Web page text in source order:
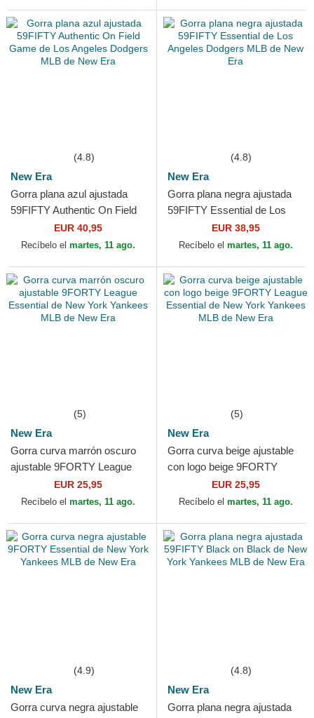
(4.8)
New Era
Gorra plana azul ajustada
59FIFTY Authentic On Field
Game de Los Angeles
Dodgers MLB de New Era
EUR 40,95
Recíbelo el martes, 11 ago.
(4.8)
New Era
Gorra plana negra ajustada
59FIFTY Essential de Los
Angeles Dodgers MLB de
New Era
EUR 38,95
Recíbelo el martes, 11 ago.
(5)
New Era
Gorra curva marrón oscuro
ajustable 9FORTY League
Essential de New York
Yankees MLB de New Era
EUR 25,95
Recíbelo el martes, 11 ago.
(5)
New Era
Gorra curva beige ajustable
con logo beige 9FORTY
League Essential de New
York Yankees MLB de New...
EUR 25,95
Recíbelo el martes, 11 ago.
(4.9)
New Era
Gorra curva negra ajustable
(4.8)
New Era
Gorra plana negra ajustada